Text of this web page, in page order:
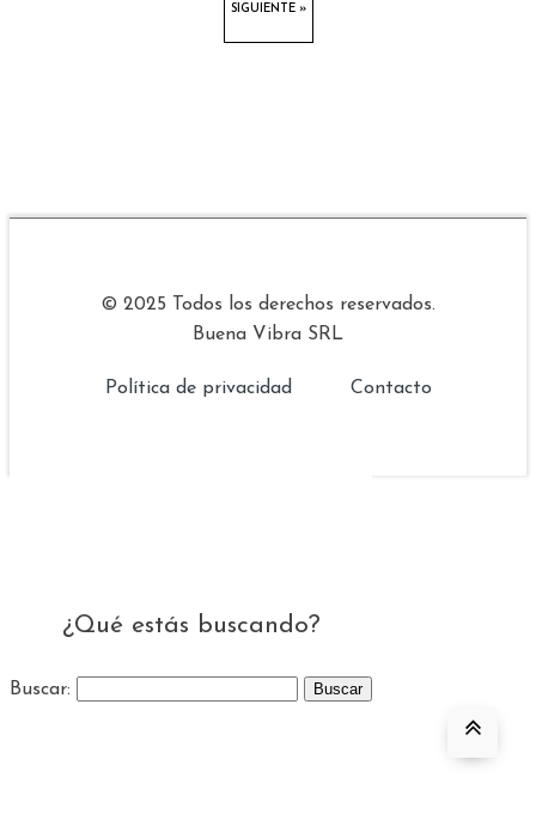
SIGUIENTE »
© 2025 Todos los derechos reservados.
Buena Vibra SRL
Política de privacidad Contacto
¿Qué estás buscando?
Buscar: